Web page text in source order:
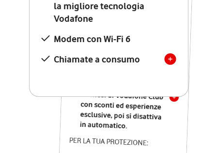
la migliore tecnologia
Vodafone
Modem con Wi-Fi 6
Chiamate a consumo
Vodafone
Modem Seven con Wi-Fi 7
Chiamate illimitate verso
numeri fissi e mobili
nazionali
12 mesi di Vodafone Club
con sconti ed esperienze
esclusive, poi si disattiva
in automatico.
PER LA TUA PROTEZIONE: